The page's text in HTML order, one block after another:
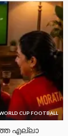
CUP FOOTBALL
എല്ലാ